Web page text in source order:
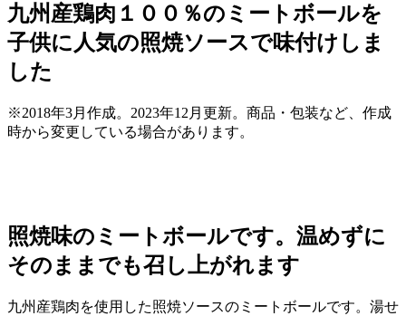
九州産鶏肉１００％のミートボールを
子供に人気の照焼ソースで味付けしま
した
※2018年3月作成。2023年12月更新。商品・包装など、作成
時から変更している場合があります。
照焼味のミートボールです。温めずに
そのままでも召し上がれます
九州産鶏肉を使用した照焼ソースのミートボールです。湯せ